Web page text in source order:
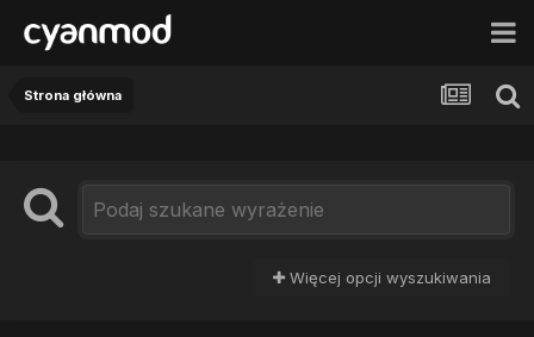
Strona główna
Więcej opcji wyszukiwania